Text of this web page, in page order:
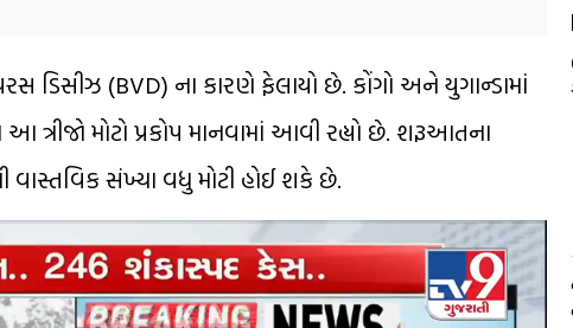
ડિસીઝ (BVD) ના કારણે ફેલાયો છે. કોંગો અને યુગાન્ડામાં
મોટો પ્રકોપ માનવામાં આવી રહ્યો છે. શરૂઆતના
વાસ્તવિક સંખ્યા વધુ મોટી હોઈ શકે છે.